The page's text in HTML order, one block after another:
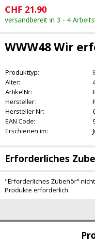
CHF 21.90
versandbereit in 3 - 4
WWW48 Wir
Produkttyp:
Alter:
ArtikelNr:
Hersteller:
Hersteller Nr:
EAN Code:
Erschienen im:
Erforderliches
"Erforderliches Zubehör"
Produkte erforderlich.